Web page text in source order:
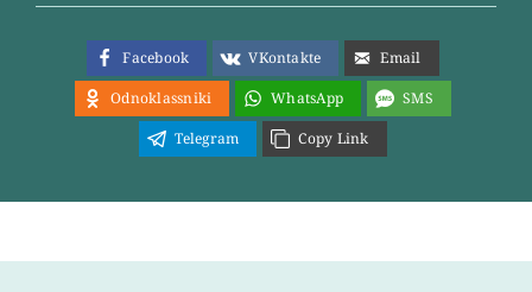
Facebook VKontakte
Email
Odnoklassniki
WhatsApp
SMS
Telegram
Copy Link